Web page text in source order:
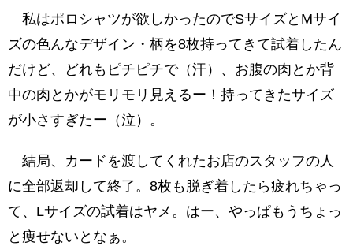
私はポロシャツが欲しかったのでSサイズとMサイ
ズの色んなデザイン・柄を8枚持ってきて試着したん
だけど、どれもピチピチで（汗）、お腹の肉とか背
中の肉とかがモリモリ見えるー！持ってきたサイズ
が小さすぎたー（泣）。
結局、カードを渡してくれたお店のスタッフの人
に全部返却して終了。8枚も脱ぎ着したら疲れちゃっ
て、Lサイズの試着はヤメ。はー、やっぱもうちょっ
と痩せないとなぁ。